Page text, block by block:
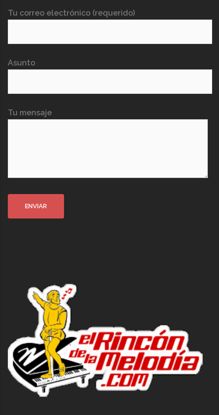
Tu correo electrónico (requerido)
Asunto
Tu mensaje